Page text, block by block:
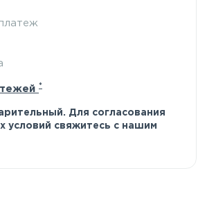
*
Для согласования
условий свяжитесь с нашим